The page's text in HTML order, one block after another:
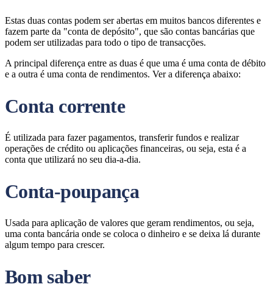
Estas duas contas podem ser abertas em muitos bancos diferentes e
fazem parte da "conta de depósito", que são contas bancárias que
podem ser utilizadas para todo o tipo de transacções.
A principal diferença entre as duas é que uma é uma conta de débito
e a outra é uma conta de rendimentos. Ver a diferença abaixo:
Conta corrente
É utilizada para fazer pagamentos, transferir fundos e realizar
operações de crédito ou aplicações financeiras, ou seja, esta é a
conta que utilizará no seu dia-a-dia.
Conta-poupança
Usada para aplicação de valores que geram rendimentos, ou seja,
uma conta bancária onde se coloca o dinheiro e se deixa lá durante
algum tempo para crescer.
Bom saber